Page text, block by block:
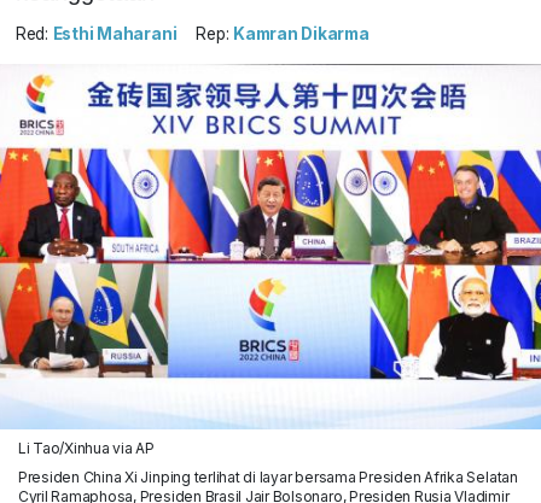
Red: Esthi Maharani Rep: Kamran Dikarma
Li Tao/Xinhua via AP
Presiden China Xi Jinping terlihat di layar bersama Presiden Afrika Selatan
Cyril Ramaphosa, Presiden Brasil Jair Bolsonaro, Presiden Rusia Vladimir